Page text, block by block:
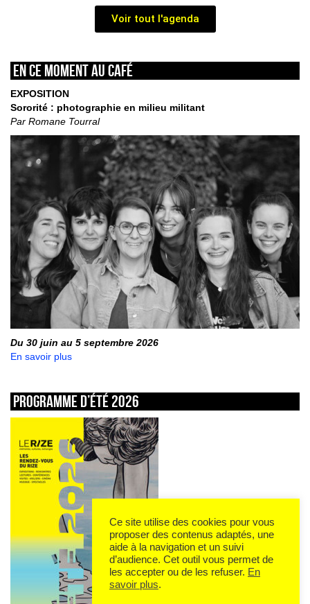
Voir tout l'agenda
En ce moment au café
EXPOSITION
Sororité : photographie en milieu militant
Par Romane Tourral
Du 30 juin au 5 septembre 2026
En savoir plus
Programme d’été 2026
Ce site utilise des cookies pour vous
proposer des contenus adaptés, une
aide à la navigation et un suivi
d’audience. Cet outil vous permet de
les accepter ou de les refuser. En
savoir plus.